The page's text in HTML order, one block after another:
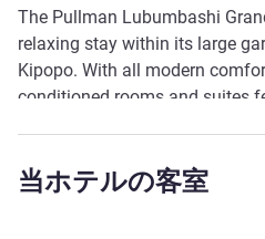
説明
The Pullman Lubumbashi
relaxing stay within its large
Kipopo. With all modern
conditioned rooms and suites
swimming pool, tennis courts,
当ホテルの客室